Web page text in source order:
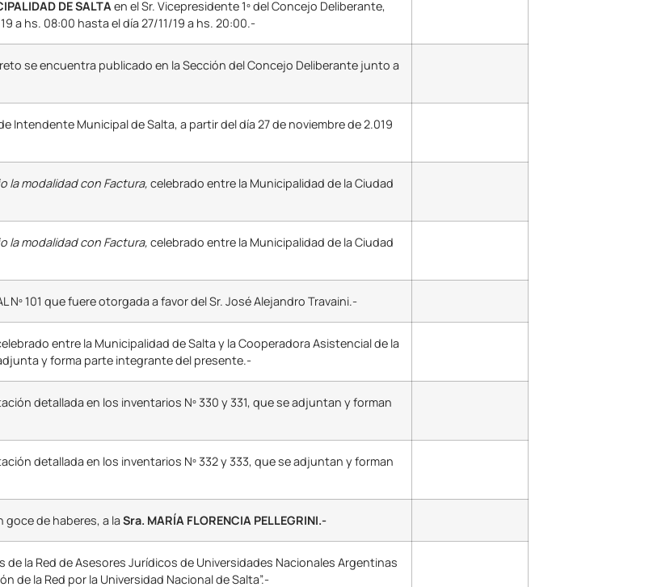
DE SALTAen el Sr. Vicepresidente 1º del Concejo Deliberante,
a hs. 08:00 hasta el día 27/11/19 a hs. 20:00.-
se encuentra publicado en la Sección del Concejo Deliberante junto a
Intendente Municipal de Salta, a partir del día 27 de noviembre de 2.019
la modalidad con Factura, celebrado entre la Municipalidad de la Ciudad
la modalidad con Factura, celebrado entre la Municipalidad de la Ciudad
Nº 101 que fuere otorgada a favor del Sr. José Alejandro Travaini.-
entre la Municipalidad de Salta y la Cooperadora Asistencial de la
y forma parte integrante del presente.-
detallada en los inventarios Nº 330 y 331, que se adjuntan y forman
detallada en los inventarios Nº 332 y 333, que se adjuntan y forman
de haberes, a laSra. MARÍA FLORENCIA PELLEGRINI.-
de la Red de Asesores Jurídicos de Universidades Nacionales Argentinas
de la Red por la Universidad Nacional de Salta”.-